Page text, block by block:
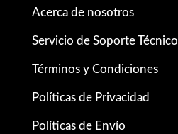
Acerca de nosotros
Servicio de Soporte Técnico
Términos y Condiciones
Políticas de Privacidad
Políticas de Envío